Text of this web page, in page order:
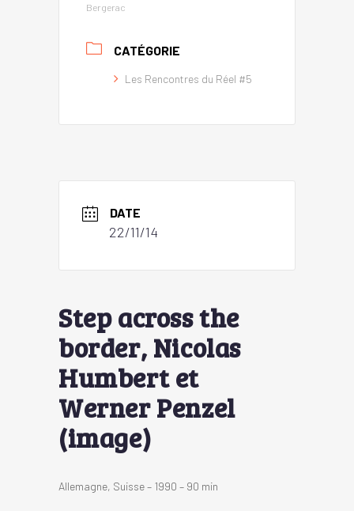
Bergerac
CATÉGORIE
Les Rencontres du Réel #5
DATE
22/11/14
Step across the
border, Nicolas
Humbert et
Werner Penzel
(image)
Allemagne, Suisse – 1990 – 90 min